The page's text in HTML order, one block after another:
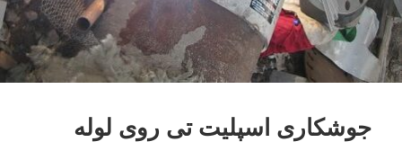
جوشکاری اسپلیت تی روی لوله